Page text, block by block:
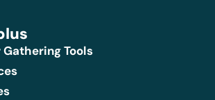
Tools